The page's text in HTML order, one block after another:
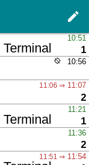
Menü
edit
10:51
1
gps_off 10:56
11:06 ⇒ 11:07
2
11:21
1
11:36
2
11:51 ⇒ 11:54